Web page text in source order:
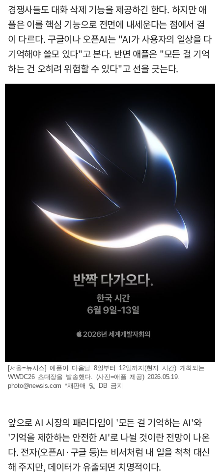
경쟁사들도 대화 삭제 기능을 제공하긴 한다. 하지만 애
플은 이를 핵심 기능으로 전면에 내세운다는 점에서 결
이 다르다. 구글이나 오픈AI는 "AI가 사용자의 일상을 다
기억해야 쓸모 있다"고 본다. 반면 애플은 "모든 걸 기억
하는 건 오히려 위험할 수 있다"고 선을 긋는다.
[서울=뉴시스] 애플이 다음달 8일부터 12일까지(현지 시간) 개최되는
WWDC26 초대장을 발송했다. (사진=애플 제공) 2026.05.19.
photo@newsis.com *재판매 및 DB 금지
앞으로 AI 시장의 패러다임이 '모든 걸 기억하는 AI'와
'기억을 제한하는 안전한 AI'로 나뉠 것이란 전망이 나온
다. 전자(오픈AI·구글 등)는 비서처럼 내 일을 척척 대신
해 주지만, 데이터가 유출되면 치명적이다.